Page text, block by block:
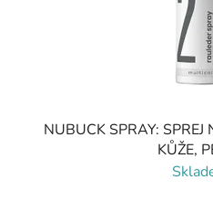
NUBUCK SPRAY:
KŮŽE,